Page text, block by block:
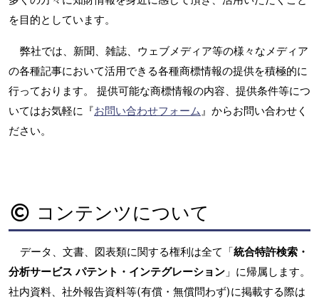
を目的としています。
弊社では、新聞、雑誌、ウェブメディア等の様々なメディア
の各種記事において活用できる各種商標情報の提供を積極的に
行っております。 提供可能な商標情報の内容、提供条件等につ
いてはお気軽に『お問い合わせフォーム』からお問い合わせく
ださい。
コンテンツについて
データ、文書、図表類に関する権利は全て「統合特許検索・
分析サービス パテント・インテグレーション 」に帰属します。
社内資料、社外報告資料等(有償・無償問わず)に掲載する際は